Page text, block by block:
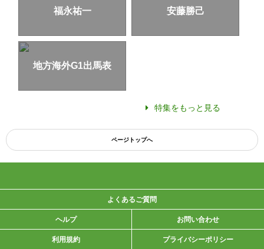
福永祐一 安藤勝己
地方海外G1出馬表
特集をもっと見る
ページトップへ
よくあるご質問
ヘルプ お問い合わせ
利用規約 プライバシーポリシー